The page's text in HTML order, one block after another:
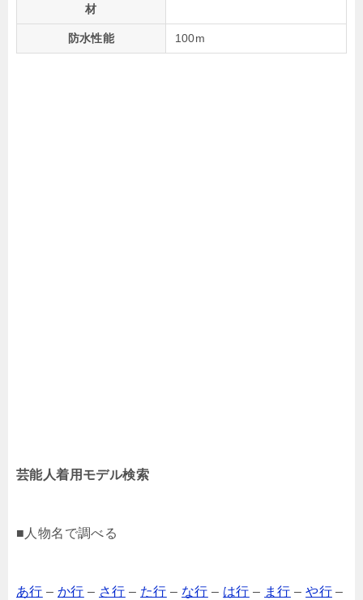
材
防水性能 100m
芸能人着用モデル検索
■人物名で調べる
あ行 –か行 – さ行 – た行 – な行 – は行 – ま行 –や行–